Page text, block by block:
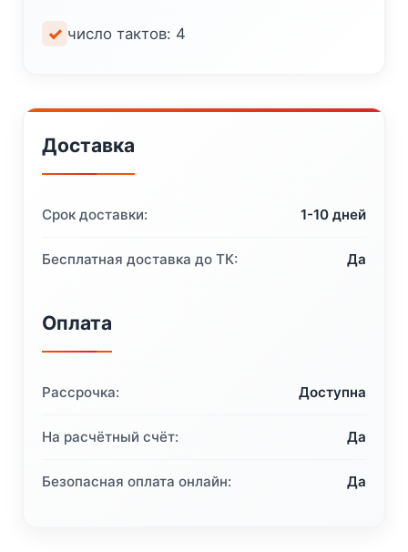
число тактов: 4
Доставка
Срок доставки: 1-10 дней
Бесплатная доставка до ТК: Да
Оплата
Рассрочка: Доступна
На расчётный счёт: Да
Безопасная оплата онлайн: Да